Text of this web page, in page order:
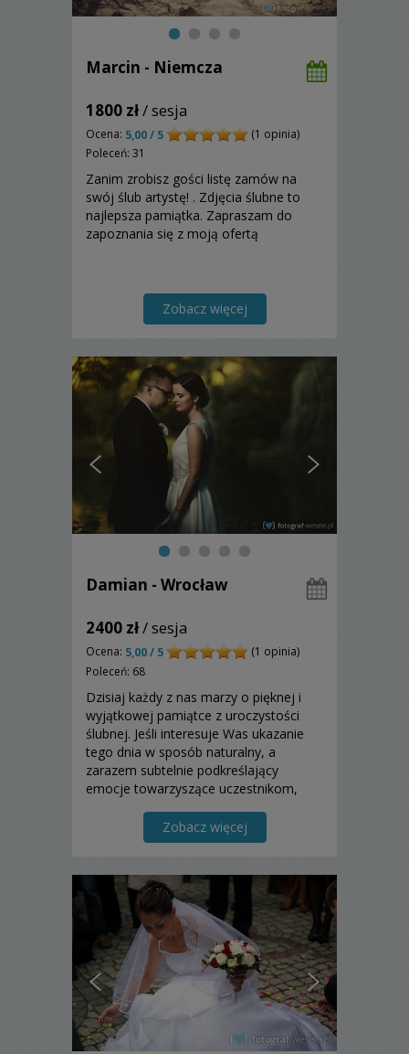
Marcin - Niemcza
1800 zł/ sesja
Ocena: 5,00 / 5
(1 opinia)
Poleceń: 31
Zanim zrobisz gości listę zamów na
swój ślub artystę! . Zdjęcia ślubne to
najlepsza pamiątka. Zapraszam do
zapoznania się z moją ofertą
Zobacz więcej
Damian - Wrocław
2400 zł/ sesja
Ocena: 5,00 / 5
(1 opinia)
Poleceń: 68
Dzisiaj każdy z nas marzy o pięknej i
wyjątkowej pamiątce z uroczystości
ślubnej. Jeśli interesuje Was ukazanie
tego dnia w sposób naturalny, a
zarazem subtelnie podkreślający
emocje towarzyszące uczestnikom,
Zobacz więcej